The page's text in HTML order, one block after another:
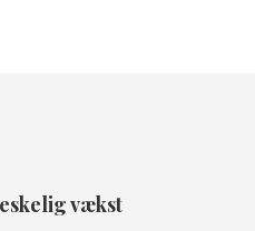
vækst